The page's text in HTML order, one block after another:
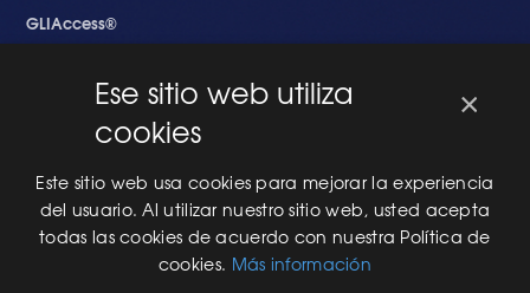
GLIAccess®
EMPEZANDO
Nuevo en GLI
Nuevo Software
Una Nueva Máquina
Modificaciones al Software
Modificaciones al Hardware
×
Ese sitio web utiliza
cookies
Este sitio web usa cookies para mejorar la experiencia
del usuario. Al utilizar nuestro sitio web, usted acepta
todas las cookies de acuerdo con nuestra Política de
cookies. Más información